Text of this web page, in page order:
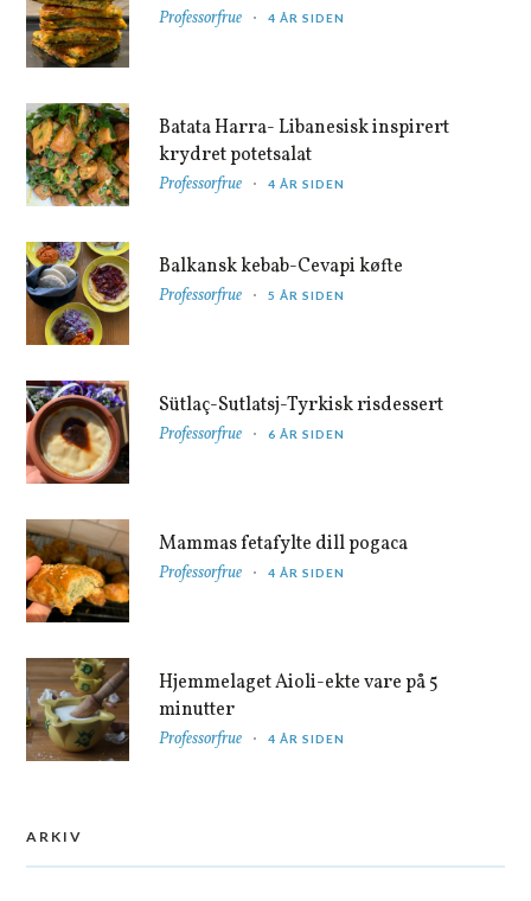
Professorfrue 4 ÅR SIDEN
Batata Harra- Libanesisk inspirert
krydret potetsalat
Professorfrue 4 ÅR SIDEN
Balkansk kebab-Cevapi køfte
Professorfrue 5 ÅR SIDEN
Sütlaç-Sutlatsj-Tyrkisk risdessert
Professorfrue 6 ÅR SIDEN
Mammas fetafylte dill pogaca
Professorfrue 4 ÅR SIDEN
Hjemmelaget Aioli-ekte vare på 5
minutter
Professorfrue 4 ÅR SIDEN
ARKIV